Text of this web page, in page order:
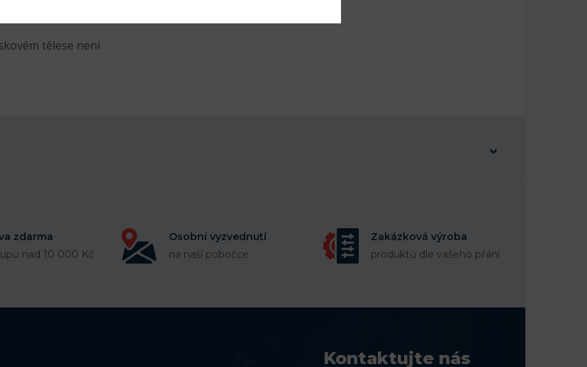
rychlosti do
tělese není
zdarma
nad 10 000 Kč
Osobní vyzvednutí
na naší pobočce
Zakázková výroba
produktů dle vašeho přání
Kontaktujte nás